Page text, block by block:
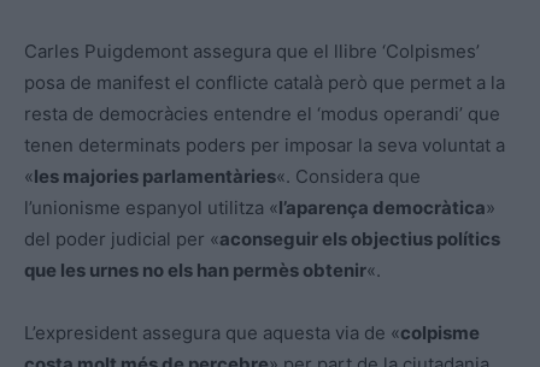
Carles Puigdemont assegura que el llibre ‘Colpismes’
posa de manifest el conflicte català però que permet a la
resta de democràcies entendre el ‘modus operandi’ que
tenen determinats poders per imposar la seva voluntat a
«les majories parlamentàries«. Considera que
l’unionisme espanyol utilitza «l’aparença democràtica»
del poder judicial per «aconseguir els objectius polítics
que les urnes no els han permès obtenir«.
L’expresident assegura que aquesta via de «colpisme